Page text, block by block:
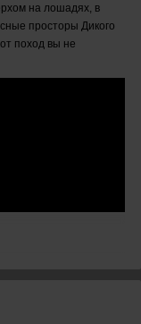
на лошадях, в
просторы Дикого
поход вы не